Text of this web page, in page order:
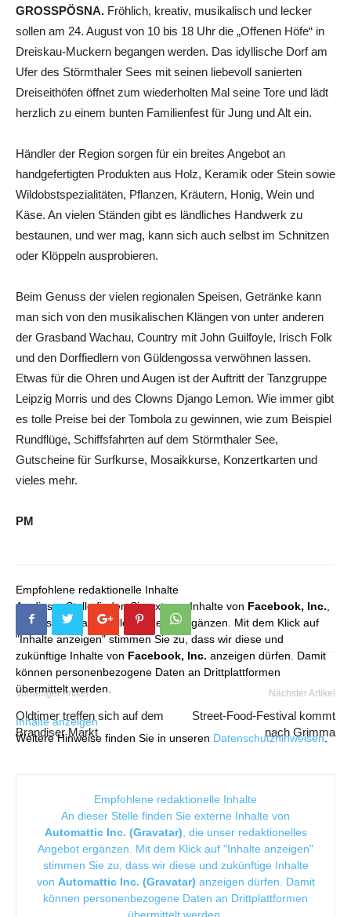
GROSSPÖSNA. Fröhlich, kreativ, musikalisch und lecker
sollen am 24. August von 10 bis 18 Uhr die „Offenen Höfe“ in
Dreiskau-Muckern begangen werden. Das idyllische Dorf am
Ufer des Störmthaler Sees mit seinen liebevoll sanierten
Dreiseithöfen öffnet zum wiederholten Mal seine Tore und lädt
herzlich zu einem bunten Familienfest für Jung und Alt ein.
Händler der Region sorgen für ein breites Angebot an
handgefertigten Produkten aus Holz, Keramik oder Stein sowie
Wildobstspezialitäten, Pflanzen, Kräutern, Honig, Wein und
Käse. An vielen Ständen gibt es ländliches Handwerk zu
bestaunen, und wer mag, kann sich auch selbst im Schnitzen
oder Klöppeln ausprobieren.
Beim Genuss der vielen regionalen Speisen, Getränke kann
man sich von den musikalischen Klängen von unter anderen
der Grasband Wachau, Country mit John Guilfoyle, Irisch Folk
und den Dorffiedlern von Güldengossa verwöhnen lassen.
Etwas für die Ohren und Augen ist der Auftritt der Tanzgruppe
Leipzig Morris und des Clowns Django Lemon. Wie immer gibt
es tolle Preise bei der Tombola zu gewinnen, wie zum Beispiel
Rundflüge, Schiffsfahrten auf dem Störmthaler See,
Gutscheine für Surfkurse, Mosaikkurse, Konzertkarten und
vieles mehr.
PM
Empfohlene redaktionelle Inhalte
An dieser Stelle finden Sie externe Inhalte von Facebook, Inc.
die unser redaktionelles Angebot ergänzen. Mit dem Klick auf
"Inhalte anzeigen" stimmen Sie zu, dass wir diese und
zukünftige Inhalte von Facebook, Inc. anzeigen dürfen. Damit
können personenbezogene Daten an Drittplattformen
übermittelt werden.
Inhalte anzeigen
Weitere Hinweise finden Sie in unseren Datenschutzhinweisen.
Vorheriger Artikel
Oldtimer treffen sich auf dem
Brandiser Markt
Nächster Artikel
Street-Food-Festival kommt
nach Grimma
Empfohlene redaktionelle Inhalte
An dieser Stelle finden Sie externe Inhalte von
Automattic Inc. (Gravatar) , die unser redaktionelles
Angebot ergänzen. Mit dem Klick auf "Inhalte anzeigen"
stimmen Sie zu, dass wir diese und zukünftige Inhalte
von Automattic Inc. (Gravatar) anzeigen dürfen. Damit
können personenbezogene Daten an Drittplattformen
übermittelt werden.